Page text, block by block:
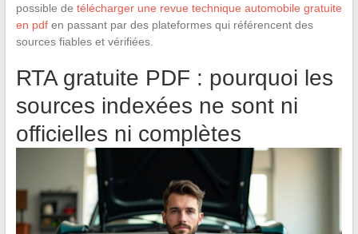
possible de télécharger une revue technique automobile gratuite
en pdfen passant par des plateformes qui référencent des
sources fiables et vérifiées.
RTA gratuite PDF : pourquoi les
sources indexées ne sont ni
officielles ni complètes